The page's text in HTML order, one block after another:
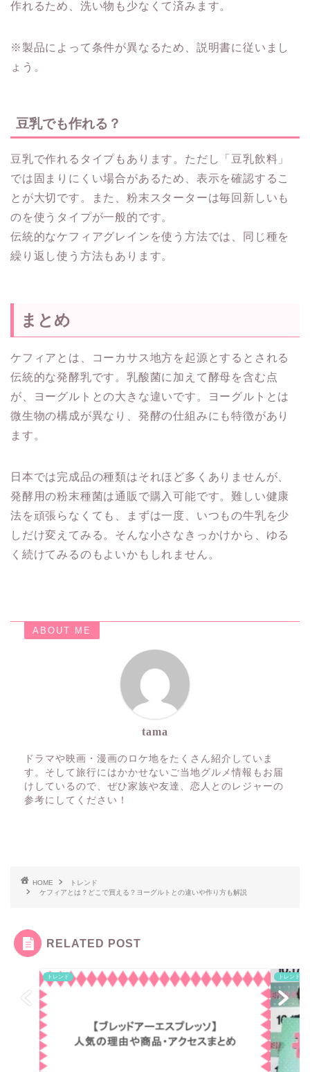
作れるため、洗い物も少なくて済みます。
※製品によって条件が異なるため、説明書に従いまし
ょう。
豆乳でも作れる？
豆乳で作れるタイプもあります。ただし「豆乳飲料」
では固まりにくい場合があるため、表示を確認するこ
とが大切です。また、粉末スターターは毎回新しいも
のを使うタイプが一般的です。
伝統的なケフィアグレインを使う方法では、同じ種を
繰り返し使う方法もあります。
まとめ
ケフィアとは、コーカサス地方を起源とするとされる
伝統的な発酵乳です。乳酸菌に加えて酵母を含む点
が、ヨーグルトとの大きな違いです。ヨーグルトとは
微生物の構成が異なり、発酵の仕組みにも特徴があり
ます。
日本では完成品の種類はそれほど多くありませんが、
発酵用の粉末種菌は通販で購入可能です。難しい健康
法を頑張らなくても、まずは一度、いつもの牛乳を少
しだけ変えてみる。そんな小さなきっかけから、ゆる
く続けてみるのもよいかもしれません。
ABOUT ME
tama
ドラマや映画・漫画のロケ地をたくさん紹介していま
す。そして旅行にはかかせないご当地グルメ情報もお届
けしているので、ぜひ家族や友達、恋人とのレジャーの
参考にしてください！
HOME
トレンド
ケフィアとは？どこで買える？ヨーグルトとの違いや作り方も解説
RELATED POST
トレンド トレンド